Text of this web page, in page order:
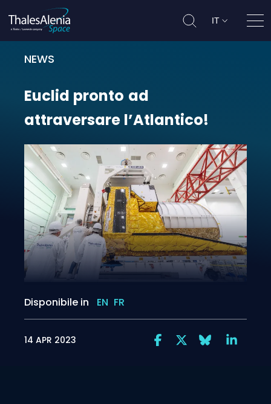
IT
NEWS
Euclid pronto ad attraversare
Euclid pronto ad
attraversare l’Atlantico!
Disponibile in EN FR
14 APR 2023